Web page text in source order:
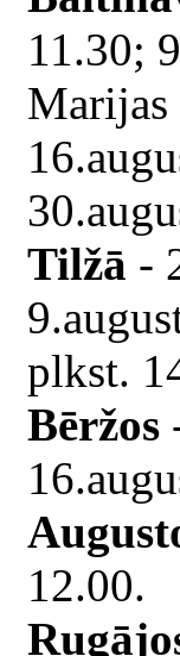
11.30;
Marijas
Tilžā -
plkst.
Bēržos
12.00.